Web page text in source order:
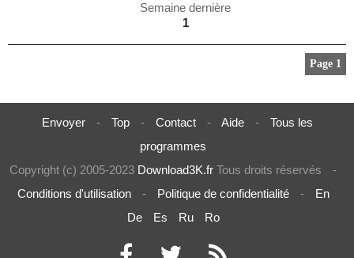
Semaine dernière
1
Page 1
Envoyer - Top - Contact - Aide -
Tous les
programmes
Copyright (c) 2005-2023 Download3K.fr Tous droits réservés
-
Conditions d'utilisation
- Politique de confidentialité -
En
De
Es Ru Ro